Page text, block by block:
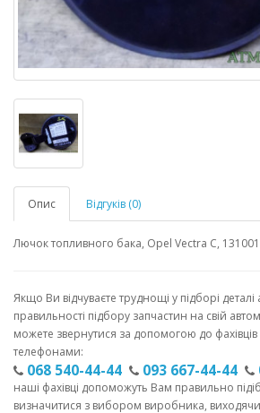
Опис Відгуків (0)
Лючок топливного бака, Opel Vectra C,
Якщо Ви відчуваєте труднощі у підборі деталі
правильності підбору запчастин на свій
можете звернутися за допомогою до фахівців
телефонами:
068 540-44-44 093 667-44-44
наші фахівці допоможуть Вам правильно
визначитися з вибором виробника,